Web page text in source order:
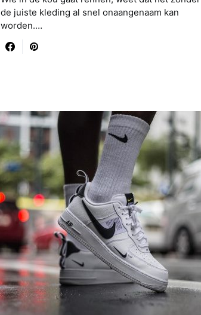
de juiste kleding al snel onaangenaam kan
worden.…